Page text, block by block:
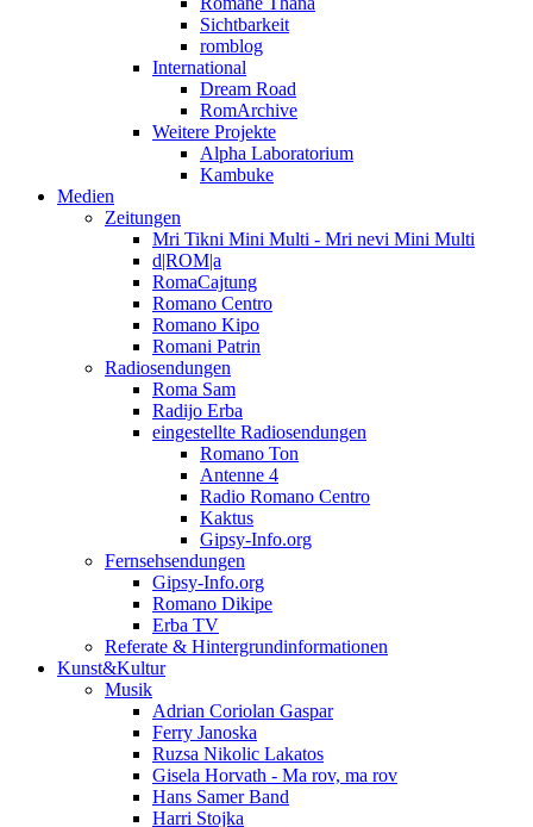
Sichtbarkeit
romblog
International
Dream Road
RomArchive
Weitere Projekte
Alpha Laboratorium
Kambuke
Medien
Zeitungen
Mri Tikni Mini Multi - Mri nevi Mini Multi
d|ROM|a
RomaCajtung
Romano Centro
Romano Kipo
Romani Patrin
Radiosendungen
Roma Sam
Radijo Erba
eingestellte Radiosendungen
Romano Ton
Antenne 4
Radio Romano Centro
Kaktus
Gipsy-Info.org
Fernsehsendungen
Gipsy-Info.org
Romano Dikipe
Erba TV
Referate & Hintergrundinformationen
Kunst&Kultur
Musik
Adrian Coriolan Gaspar
Ferry Janoska
Ruzsa Nikolic Lakatos
Gisela Horvath - Ma rov, ma rov
Hans Samer Band
Harri Stojka